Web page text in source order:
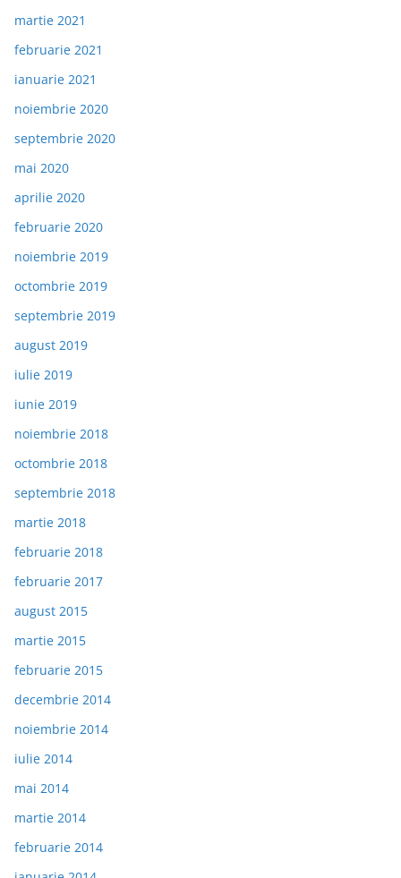
martie 2021
februarie 2021
ianuarie 2021
noiembrie 2020
septembrie 2020
mai 2020
aprilie 2020
februarie 2020
noiembrie 2019
octombrie 2019
septembrie 2019
august 2019
iulie 2019
iunie 2019
noiembrie 2018
octombrie 2018
septembrie 2018
martie 2018
februarie 2018
februarie 2017
august 2015
martie 2015
februarie 2015
decembrie 2014
noiembrie 2014
iulie 2014
mai 2014
martie 2014
februarie 2014